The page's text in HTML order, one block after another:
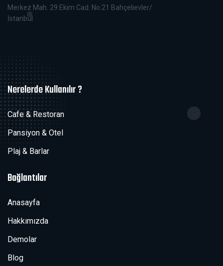
Merkez Mah. 29 Ekim Cad. No:21 Bahçelievler/
İstanbul
Nerelerde Kullanılır ?
Cafe & Restoran
Pansiyon & Otel
Plaj & Barlar
Bağlantılar
Anasayfa
Hakkımızda
Demolar
Blog